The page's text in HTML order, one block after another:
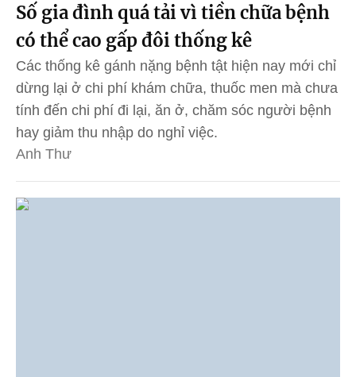
Số gia đình quá tải vì tiền chữa bệnh
có thể cao gấp đôi thống kê
Các thống kê gánh nặng bệnh tật hiện nay mới chỉ
dừng lại ở chi phí khám chữa, thuốc men mà chưa
tính đến chi phí đi lại, ăn ở, chăm sóc người bệnh
hay giảm thu nhập do nghỉ việc.
Anh Thư